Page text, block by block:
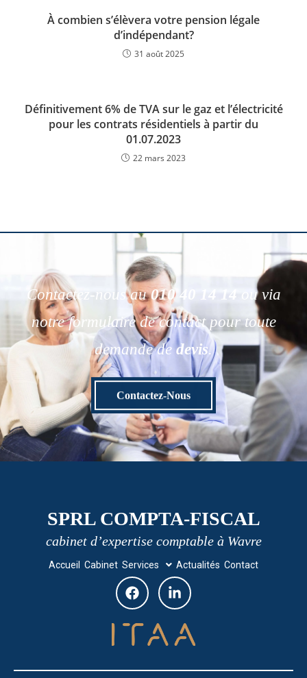
À combien s’élèvera votre pension légale
d’indépendant?
31 août 2025
Définitivement 6% de TVA sur le gaz et l’électricité
pour les contrats résidentiels à partir du
01.07.2023
22 mars 2023
Contactez-nous au010 40 14 14
ou via
notre formulaire de contact pour toute
demande de devis.
Contactez-Nous
SPRL COMPTA-FISCAL
cabinet d’expertise comptable à Wavre
Accueil Cabinet Services Actualités Contact